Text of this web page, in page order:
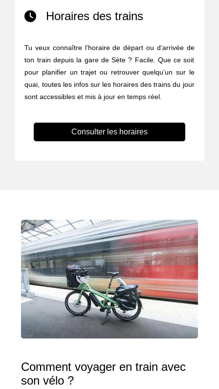
Horaires des trains
Tu veux connaître l’horaire de départ ou d’arrivée de
ton train depuis la gare de Sète ? Facile. Que ce soit
pour planifier un trajet ou retrouver quelqu’un sur le
quai, toutes les infos sur les horaires des trains du jour
sont accessibles et mis à jour en temps réel.
Consulter les horaires
Comment voyager en train avec
son vélo ?